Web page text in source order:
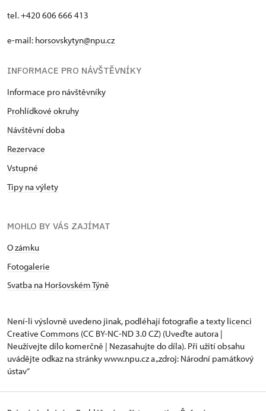
tel. +420 606 666 413
e-mail: horsovskytyn@npu.cz
INFORMACE PRO NÁVŠTĚVNÍKY
Informace pro návštěvníky
Prohlídkové okruhy
Návštěvní doba
Rezervace
Vstupné
Tipy na výlety
MOHLO BY VÁS ZAJÍMAT
O zámku
Fotogalerie
Svatba na Horšovském Týně
Není-li výslovně uvedeno jinak, podléhají fotografie a texty licenci
Creative Commons (CC BY-NC-ND 3.0 CZ) (Uveďte autora |
Neužívejte dílo komerčně | Nezasahujte do díla). Při užití obsahu
uvádějte odkaz na stránky www.npu.cz a „zdroj: Národní památkový
ústav“